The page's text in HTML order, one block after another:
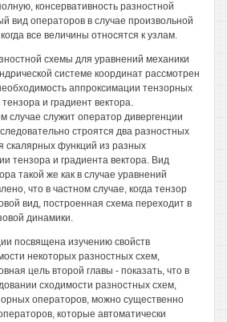
консервативность разностной
вид операторов в случае произвольной
все величины относятся к узлам.
схемы для уравнений механики
системе координат рассмотрен
аппроксимации тензорных
и градиент вектора.
служит оператор дивергенции
строятся два разностных
скалярных функций из разных
тензора и градиента вектора. Вид
такой же как в случае уравнений
что в частном случае, когда тензор
вид, построенная схема переходит в
динамики.
посвящена изучению свойств
некоторых разностных схем,
цель второй главы - показать, что в
сходимости разностных схем,
операторов, можно существенно
которые автоматически